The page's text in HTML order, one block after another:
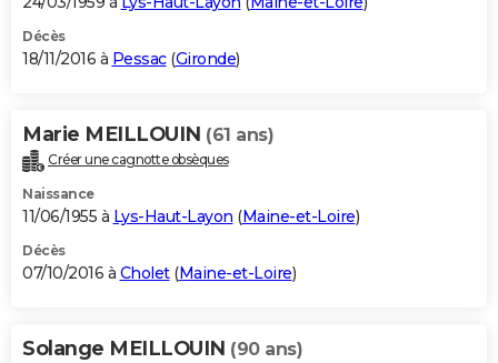
Décès
18/11/2016 à Pessac(Gironde)
Marie MEILLOUIN (61 ans)
Créer une cagnotte obsèques
Naissance
11/06/1955 à Lys-Haut-Layon (Maine-et-Loire)
Décès
07/10/2016 à Cholet(Maine-et-Loire)
Solange MEILLOUIN (90 ans)